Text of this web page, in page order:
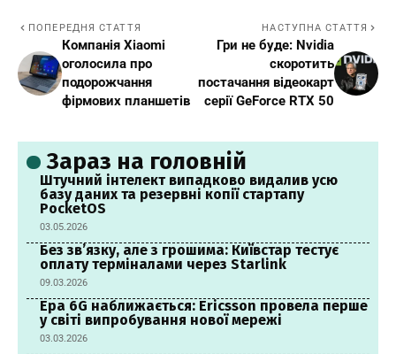
ПОПЕРЕДНЯ СТАТТЯ
Компанія Xiaomi
оголосила про
подорожчання
фірмових планшетів
НАСТУПНА СТАТТЯ
Гри не буде: Nvidia
скоротить
постачання відеокарт
серії GeForce RTX 50
Зараз на головній
Штучний інтелект випадково видалив усю
базу даних та резервні копії стартапу
PocketOS
03.05.2026
Без зв’язку, але з грошима: Київстар тестує
оплату терміналами через Starlink
09.03.2026
Ера 6G наближається: Ericsson провела перше
у світі випробування нової мережі
03.03.2026